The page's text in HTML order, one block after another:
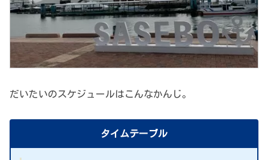
だいたいのスケジュールはこんなかんじ。
タイムテーブル